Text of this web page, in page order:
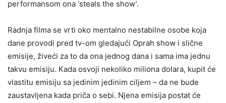
performansom ona ‘steals the show’.
Radnja filma se vrti oko mentalno nestabilne osobe koja
dane provodi pred tv-om gledajući Oprah show i slične
emisije, živeći za to da ona jednog dana i sama ima jednu
takvu emisiju. Kada osvoji nekoliko miliona dolara, kupit će
vlastitu emisiju sa jedinim jedinim ciljem – da ne bude
zaustavljena kada priča o sebi. Njena emisija postat će